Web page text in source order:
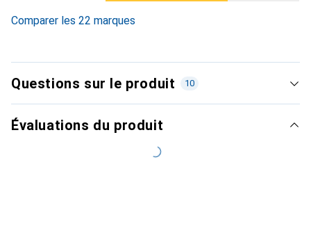
Comparer les 22 marques
Questions sur le produit 10
Évaluations du produit